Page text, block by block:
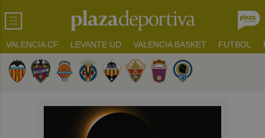
VALENCIA CF LEVANTE UD VALENCIA BASKET FUTBOL